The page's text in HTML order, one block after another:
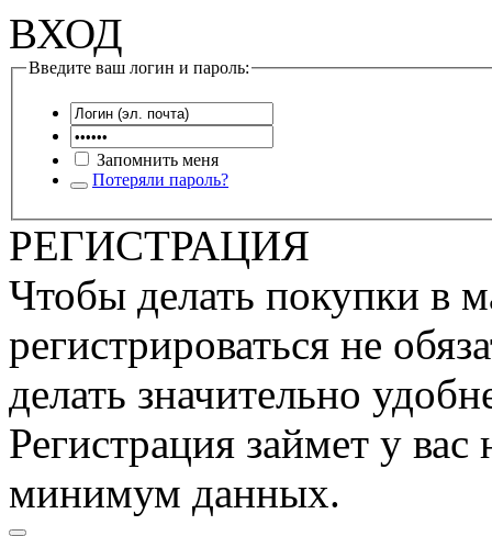
ВХОД
Введите ваш логин и пароль:
Запомнить меня
Потеряли пароль?
РЕГИСТРАЦИЯ
Чтобы делать покупки в
регистрироваться не
делать значительно
Регистрация займет у
минимум данных.